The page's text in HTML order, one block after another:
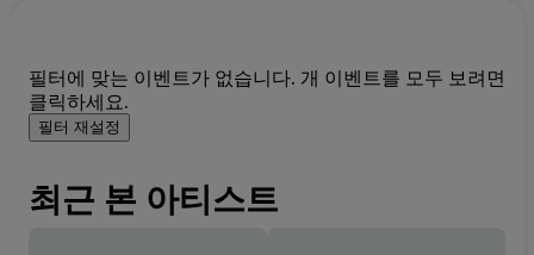
필터에 맞는 이벤트가 없습니다. 개 이벤트를 모두 보려면
클릭하세요.
필터 재설정
최근 본 아티스트